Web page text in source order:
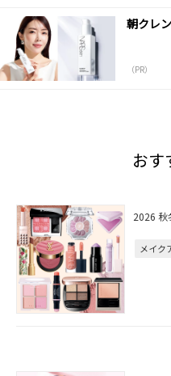
朝クレ
（PR）
おす
2026 秋
メイク